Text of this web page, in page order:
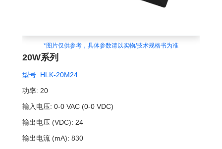
*图片仅供参考，具体参数请以实物/技术规格书为准
20W系列
型号: HLK-20M24
功率: 20
输入电压: 0-0 VAC (0-0 VDC)
输出电压 (VDC): 24
输出电流 (mA): 830